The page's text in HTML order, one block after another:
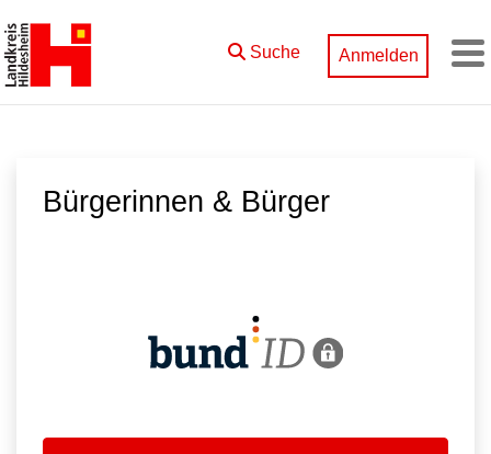
Zum Hauptinhalt springen
Suche Anmelden
Bürgerinnen & Bürger